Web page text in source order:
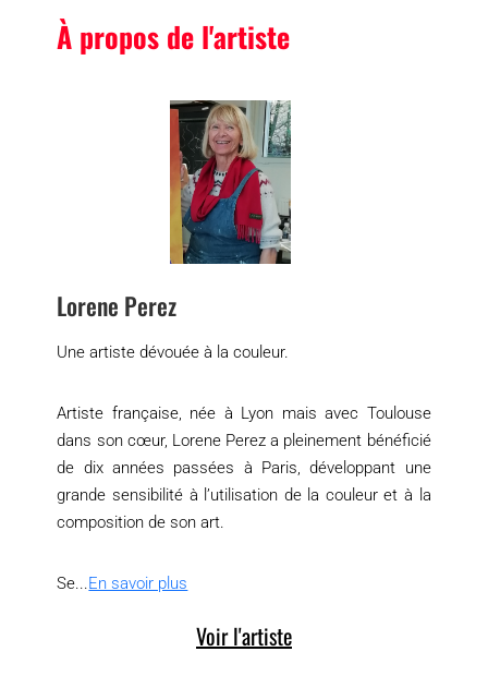
À propos de l'artiste
Lorene Perez
Une artiste dévouée à la couleur.
Artiste française, née à Lyon mais avec Toulouse
dans son cœur, Lorene Perez a pleinement bénéficié
de dix années passées à Paris, développant une
grande sensibilité à l’utilisation de la couleur et à la
composition de son art.
Se...En savoir plus
Voir l'artiste